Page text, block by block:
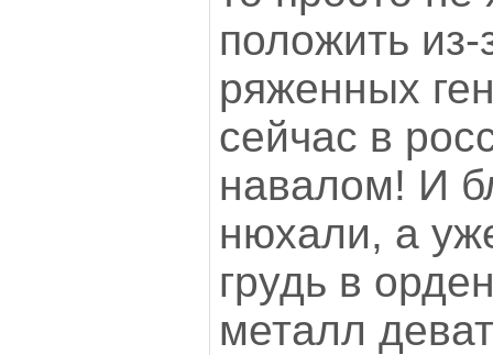
положить из-
ряженных
сейчас в
навалом! И
нюхали, а
грудь в
металл